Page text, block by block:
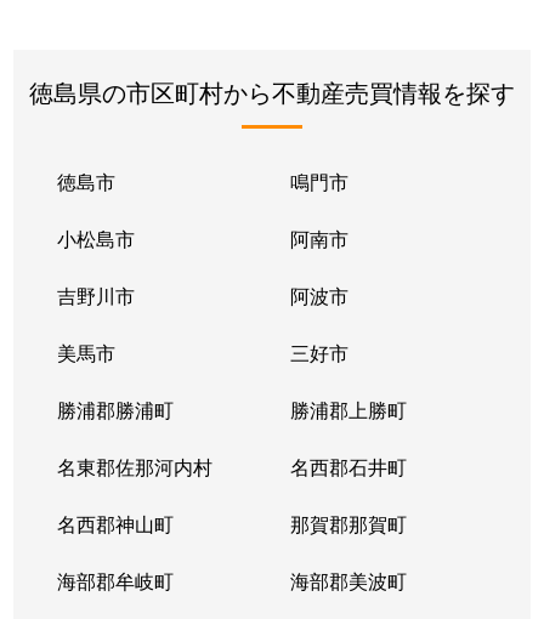
徳島県の市区町村から不動産売買情報を探す
徳島市 鳴門市
小松島市 阿南市
吉野川市 阿波市
美馬市 三好市
勝浦郡勝浦町 勝浦郡上勝町
名東郡佐那河内村 名西郡石井町
名西郡神山町 那賀郡那賀町
海部郡牟岐町 海部郡美波町